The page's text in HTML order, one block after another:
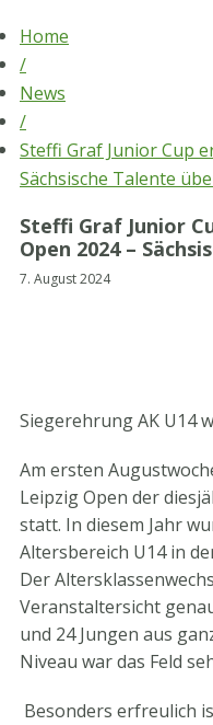
to
content
Home
/
News
/
Steffi Graf Junior Cup
Sächsische Talente
Steffi Graf Junior
Open 2024 –
7. August 2024
Siegerehrung AK U14
Am ersten
Leipzig Open der
statt. In diesem Jahr
Altersbereich U14 in
Der
Veranstaltersicht
und 24 Jungen aus
Niveau war das Feld
Besonders erfreulich